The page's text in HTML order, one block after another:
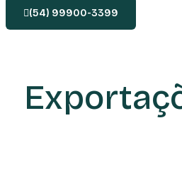
(54) 99900-3399